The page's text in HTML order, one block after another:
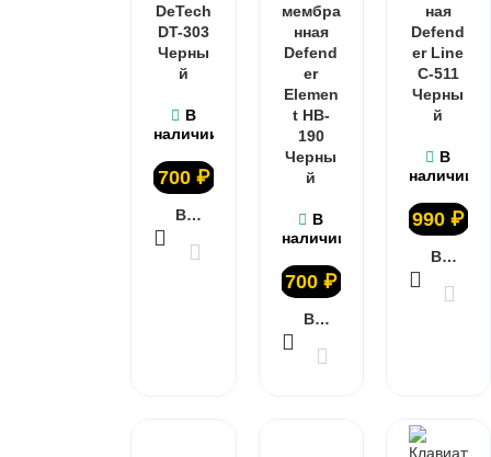
DeTech
DT-303
Черны
й
В
наличии
700 ₽
В КОРЗИНУ
мембра
нная
Defend
er
Elemen
t HB-
190
Черны
й
В
наличии
700 ₽
В КОРЗИНУ
ная
Defend
er Line
C-511
Черны
й
В
наличии
990 ₽
В КОРЗИНУ